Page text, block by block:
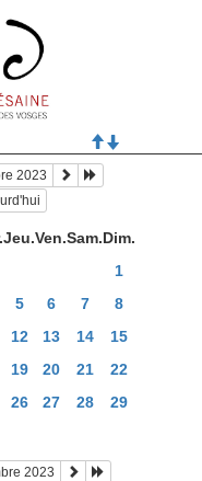
2023
Jeu.Ven.Sam.Dim.
1
5 6 7
8
12 13 14
15
19 20 21
22
26 27 28
29
2023